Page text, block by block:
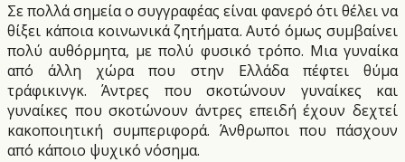
Σε πολλά σημεία ο συγγραφέας είναι φανερό ότι θέλει να
θίξει κάποια κοινωνικά ζητήματα. Αυτό όμως συμβαίνει
πολύ αυθόρμητα, με πολύ φυσικό τρόπο. Μια γυναίκα
από άλλη χώρα που στην Ελλάδα πέφτει θύμα
τράφικινγκ. Άντρες που σκοτώνουν γυναίκες και
γυναίκες που σκοτώνουν άντρες επειδή έχουν δεχτεί
κακοποιητική συμπεριφορά. Άνθρωποι που πάσχουν
από κάποιο ψυχικό νόσημα.